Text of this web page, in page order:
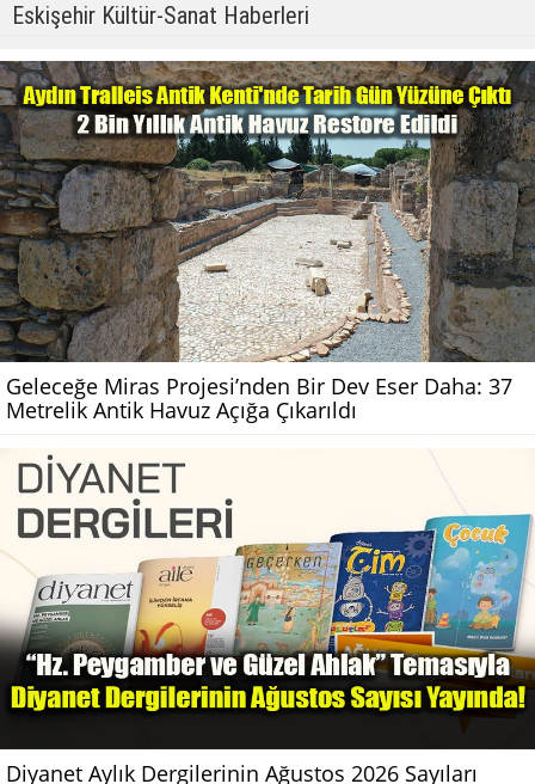
Eskişehir Kültür-Sanat Haberleri
Geleceğe Miras Projesi’nden Bir Dev Eser Daha: 37
Metrelik Antik Havuz Açığa Çıkarıldı
Diyanet Aylık Dergilerinin Ağustos 2026 Sayıları